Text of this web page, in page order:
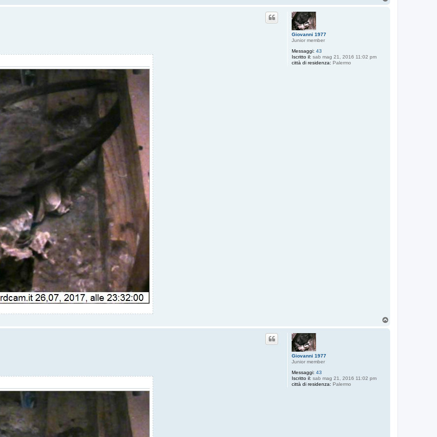
Giovanni 1977
Junior member
Messaggi: 43
Iscritto il: sab mag 21, 2016 11:02 pm
città di residenza: Palermo
Giovanni 1977
Junior member
Messaggi: 43
Iscritto il: sab mag 21, 2016 11:02 pm
città di residenza: Palermo